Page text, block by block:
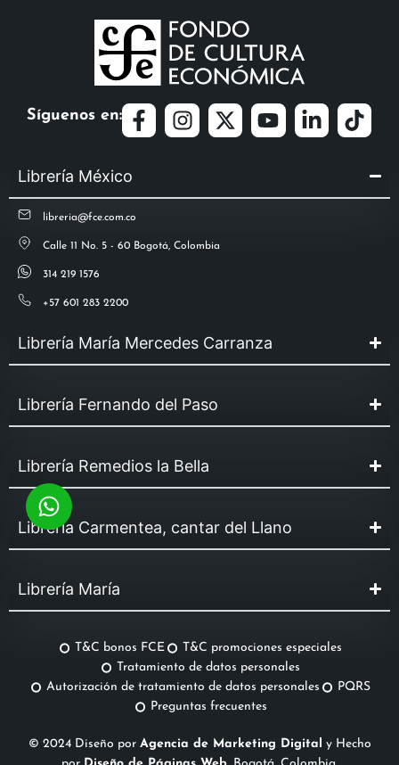
Síguenos en:
Librería México
libreria@fce.com.co
Calle 11 No. 5 - 60 Bogotá, Colombia
314 219 1576
+57 601 283 2200
Librería María Mercedes Carranza
Librería Fernando del Paso
Librería Remedios la Bella
Librería Carmentea, cantar del Llano
Librería María
T&C bonos FCE
T&C promociones especiales
Tratamiento de datos personales
Autorización de tratamiento de datos personales
PQRS
Preguntas frecuentes
© 2024 Diseño por Agencia de Marketing Digital y Hecho